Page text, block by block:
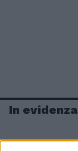
In evidenza